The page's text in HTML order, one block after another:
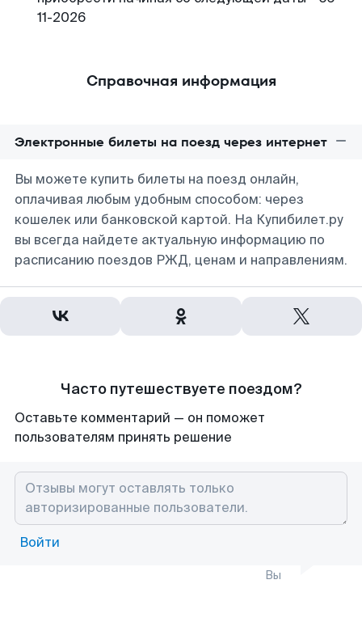
11-2026
Справочная информация
Электронные билеты на поезд через интернет
Вы можете купить билеты на поезд онлайн,
оплачивая любым удобным способом: через
кошелек или банковской картой. На Купибилет.ру
вы всегда найдете актуальную информацию по
расписанию поездов РЖД, ценам и направлениям.
Часто путешествуете поездом?
Оставьте комментарий — он поможет
пользователям принять решение
Войти
Вы